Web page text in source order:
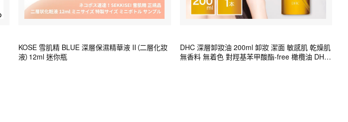
KOSE 雪肌精 BLUE 深層保濕精華液 II（二層化妝
液）12ml 迷你瓶
DHC 深層卸妝油 200ml 卸妝 潔面 敏感肌 乾燥肌
無香料 無着色 對羥基苯甲酸酯-free 橄欖油 DHC